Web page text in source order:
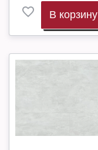
В корзину